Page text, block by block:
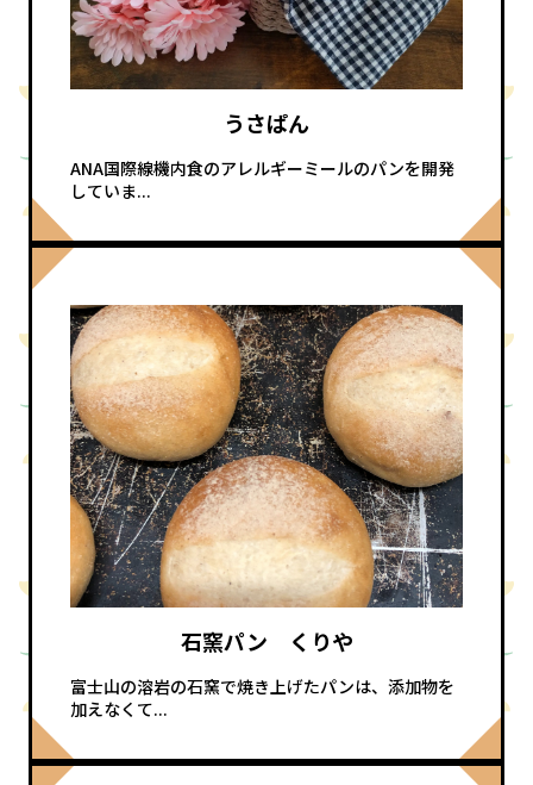
うさぱん
ANA国際線機内食のアレルギーミールのパンを開発
していま...
石窯パン くりや
富士山の溶岩の石窯で焼き上げたパンは、添加物を
加えなくて...